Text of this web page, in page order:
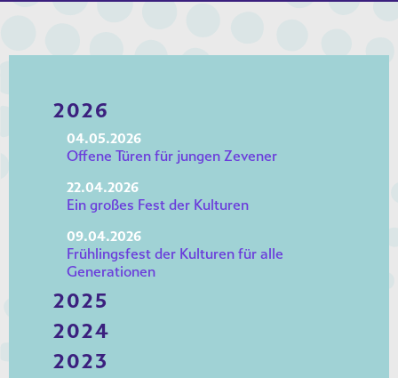
2026
04.05.2026
Offene Türen für jungen Zevener
22.04.2026
Ein großes Fest der Kulturen
09.04.2026
Frühlingsfest der Kulturen für alle
Generationen
2025
2024
2023